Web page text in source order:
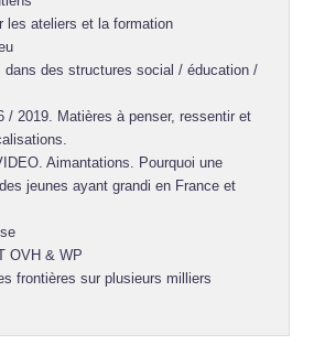
les ateliers et la formation
dans des structures social / éducation /
/ 2019. Matières à penser, ressentir et
Aimantations. Pourquoi une
jeunes ayant grandi en France et
OVH & WP
frontières sur plusieurs milliers